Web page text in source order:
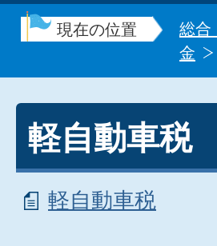
現在の位置 総合
金
軽自動車税
軽自動車税